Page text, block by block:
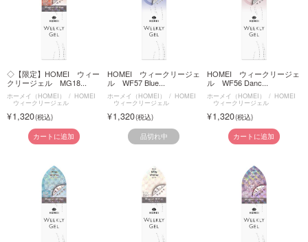
◇【限定】HOMEI ウィー
クリージェル MG18...
ホーメイ（HOMEI） HOMEI
ウィークリージェル
1,320
カートに追加
HOMEI ウィークリージェ
ル WF57 Blue...
ホーメイ（HOMEI） HOMEI
ウィークリージェル
1,320
品切れ中
HOMEI ウィークリージェ
ル WF56 Danc...
ホーメイ（HOMEI） HOMEI
ウィークリージェル
1,320
カートに追加